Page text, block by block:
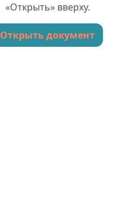
«Открыть» вверху.
Открыть документ